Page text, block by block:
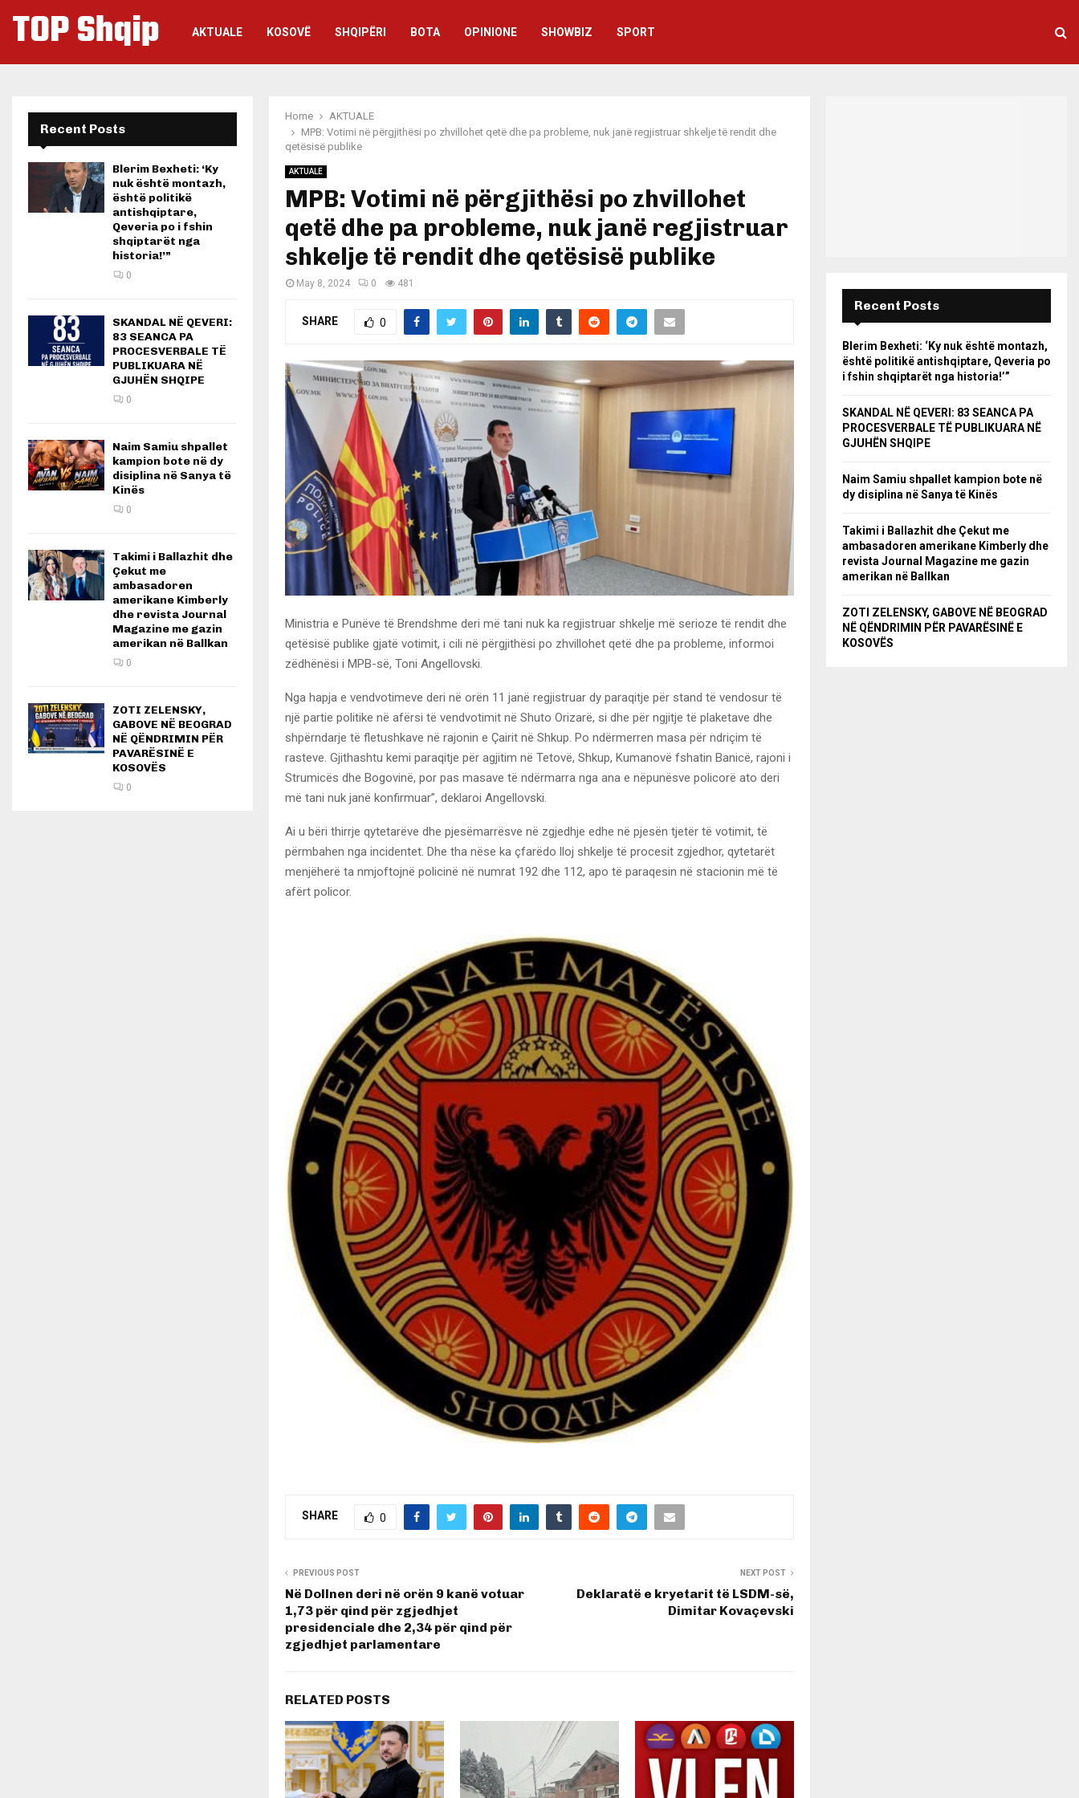
TOP Shqip AKTUALE KOSOVË SHQIPËRI BOTA OPINIONE SHOWBIZ SPORT
Home
AKTUALE
MPB: Votimi në përgjithësi po zhvillohet qetë dhe pa probleme, nuk janë regjistruar shkelje të rendit dhe
qetësisë publike
AKTUALE
MPB: Votimi në përgjithësi po zhvillohet
qetë dhe pa probleme, nuk janë regjistruar
shkelje të rendit dhe qetësisë publike
May 8, 2024 0 481
SHARE 0
Ministria e Punëve të Brendshme deri më tani nuk ka regjistruar shkelje më serioze të rendit dhe
qetësisë publike gjatë votimit, i cili në përgjithësi po zhvillohet qetë dhe pa probleme, informoi
zëdhënësi i MPB-së, Toni Angellovski.
Nga hapja e vendvotimeve deri në orën 11 janë regjistruar dy paraqitje për stand të vendosur të
një partie politike në afërsi të vendvotimit në Shuto Orizarë, si dhe për ngjitje të plaketave dhe
shpërndarje të fletushkave në rajonin e Çairit në Shkup. Po ndërmerren masa për ndriçim të
rasteve. Gjithashtu kemi paraqitje për agjitim në Tetovë, Shkup, Kumanovë fshatin Banicë, rajoni i
Strumicës dhe Bogovinë, por pas masave të ndërmarra nga ana e nëpunësve policorë ato deri
më tani nuk janë konfirmuar”, deklaroi Angellovski.
Ai u bëri thirrje qytetarëve dhe pjesëmarrësve në zgjedhje edhe në pjesën tjetër të votimit, të
përmbahen nga incidentet. Dhe tha nëse ka çfarëdo lloj shkelje të procesit zgjedhor, qytetarët
menjëherë ta nmjoftojnë policinë në numrat 192 dhe 112, apo të paraqesin në stacionin më të
afërt policor.
SHARE 0
PREVIOUS POST
Në Dollnen deri në orën 9 kanë votuar
1,73 për qind për zgjedhjet
presidenciale dhe 2,34 për qind për
zgjedhjet parlamentare
NEXT POST
Deklaratë e kryetarit të LSDM-së,
Dimitar Kovaçevski
RELATED POSTS
Recent Posts
Blerim Bexheti: ‘Ky
nuk është montazh,
është politikë
antishqiptare,
Qeveria po i fshin
shqiptarët nga
historia!’”
0
SKANDAL NË QEVERI:
83 SEANCA PA
PROCESVERBALE TË
PUBLIKUARA NË
GJUHËN SHQIPE
0
Naim Samiu shpallet
kampion bote në dy
disiplina në Sanya të
Kinës
0
Takimi i Ballazhit dhe
Çekut me
ambasadoren
amerikane Kimberly
dhe revista Journal
Magazine me gazin
amerikan në Ballkan
0
ZOTI ZELENSKY,
GABOVE NË BEOGRAD
NË QËNDRIMIN PËR
PAVARËSINË E
KOSOVËS
0
Recent Posts
Blerim Bexheti: ‘Ky nuk është montazh,
është politikë antishqiptare, Qeveria po
i fshin shqiptarët nga historia!’”
SKANDAL NË QEVERI: 83 SEANCA PA
PROCESVERBALE TË PUBLIKUARA NË
GJUHËN SHQIPE
Naim Samiu shpallet kampion bote në
dy disiplina në Sanya të Kinës
Takimi i Ballazhit dhe Çekut me
ambasadoren amerikane Kimberly dhe
revista Journal Magazine me gazin
amerikan në Ballkan
ZOTI ZELENSKY, GABOVE NË BEOGRAD
NË QËNDRIMIN PËR PAVARËSINË E
KOSOVËS